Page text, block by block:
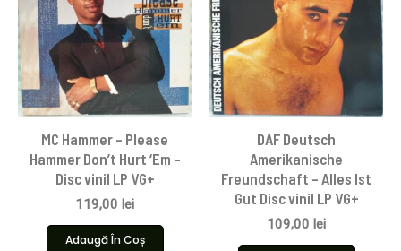
MC Hammer – Please
Hammer Don’t Hurt ‘Em –
Disc vinil LP VG+
119,00 lei
Adaugă În Coș
DAF Deutsch
Amerikanische
Freundschaft – Alles Ist
Gut Disc vinil LP VG+
109,00 lei